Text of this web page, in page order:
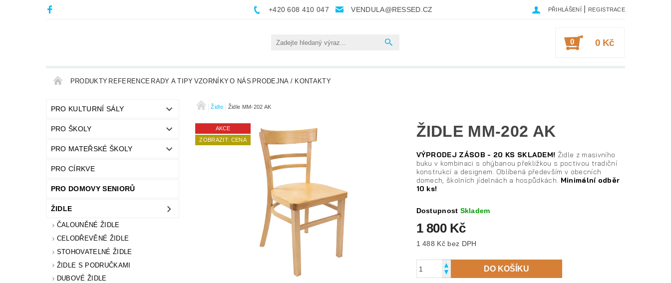
+420 608 410 047 VENDULA@RESSED.CZ PŘIHLÁŠENÍ REGISTRACE
0 0 Kč
PRODUKTY REFERENCE RADY A TIPY VZORNÍKYO NÁS PRODEJNA / KONTAKTY
PRO KULTURNÍ SÁLY
PRO ŠKOLY
PRO MATEŘSKÉ ŠKOLY
PRO CÍRKVE
PRO DOMOVY SENIORŮ
ŽIDLE
ČALOUNĚNÉ ŽIDLE
CELODŘEVĚNÉ ŽIDLE
STOHOVATELNÉ ŽIDLE
ŽIDLE S PODRUČKAMI
DUBOVÉ ŽIDLE
Židle Židle MM-202 AK
AKCE
ZOBRAZIT: CENA
ŽIDLE MM-202 AK
VÝPRODEJ ZÁSOB - 20 KS SKLADEM! Židle z masivního
buku v kombinaci s ohýbanou překližkou s poctivou tradiční
konstrukcí a designem. Oblíbená především v obecních
domech, školních jídelnách a hospůdkách. Minimální odběr
10 ks!
Dostupnost Skladem
1 800 Kč
1 488 Kč bez DPH